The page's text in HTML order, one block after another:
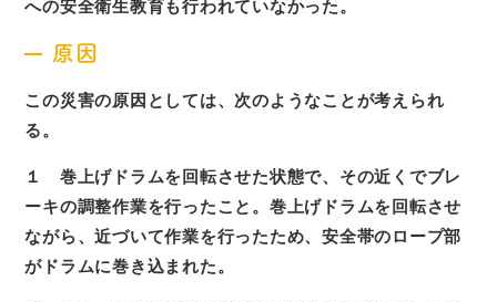
への安全衛生教育も行われていなかった。
原因
この災害の原因としては、次のようなことが考えられ
る。
１ 巻上げドラムを回転させた状態で、その近くでブレ
ーキの調整作業を行ったこと。巻上げドラムを回転させ
ながら、近づいて作業を行ったため、安全帯のロープ部
がドラムに巻き込まれた。